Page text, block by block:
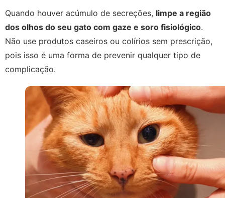
Quando houver acúmulo de secreções, limpe a região
dos olhos do seu gato com gaze e soro fisiológico.
Não use produtos caseiros ou colírios sem prescrição,
pois isso é uma forma de prevenir qualquer tipo de
complicação.